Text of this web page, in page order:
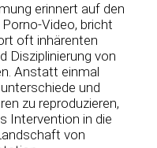
erinnert auf den
Video, bricht
oft inhärenten
Disziplinierung von
Anstatt einmal
und
zu reproduzieren,
Intervention in die
von